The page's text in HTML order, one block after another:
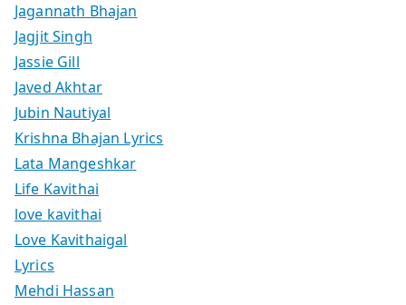
Jagannath Bhajan
Jagjit Singh
Jassie Gill
Javed Akhtar
Jubin Nautiyal
Krishna Bhajan Lyrics
Lata Mangeshkar
Life Kavithai
love kavithai
Love Kavithaigal
Lyrics
Mehdi Hassan